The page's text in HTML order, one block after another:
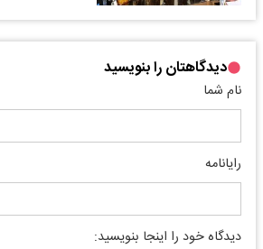
دیدگاهتان را بنویسید
نام شما
رایانامه
دیدگاه خود را اینجا بنویسید: